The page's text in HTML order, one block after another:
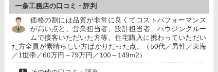
一条工務店の口コミ・評判
価格の割には品質が非常に良くてコストパフォーマンス
が高い点と、営業担当者、設計担当者、ハウジングルー
ムで接客いただいた方等、住宅購入に携わっていただい
た方全員が素晴らしい方ばかりだった点。（50代／男性／東海
／1世帯／60万円～79万円／100～149m2）